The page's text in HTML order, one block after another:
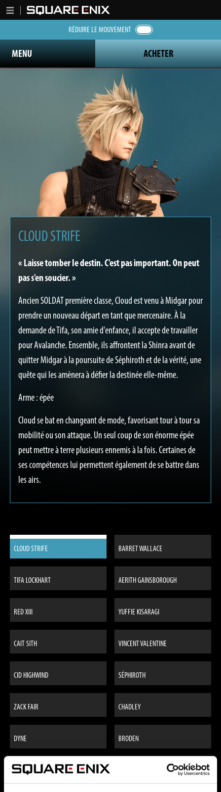
RÉDUIRE LE MOUVEMENT
MENU ACHETER
CLOUD STRIFE
« Laisse tomber le destin. C'est pas important. On peut
pas s'en soucier. »
Ancien SOLDAT première classe, Cloud est venu à Midgar pour
prendre un nouveau départ en tant que mercenaire. À la
demande de Tifa, son amie d'enfance, il accepte de travailler
pour Avalanche. Ensemble, ils affrontent la Shinra avant de
quitter Midgar à la poursuite de Séphiroth et de la vérité, une
quête qui les amènera à défier la destinée elle-même.
Arme : épée​
Cloud se bat en changeant de mode, favorisant tour à tour sa
mobilité ou son attaque. Un seul coup de son énorme épée
peut mettre à terre plusieurs ennemis à la fois. Certaines de
ses compétences lui permettent également de se battre dans
les airs.
CLOUD STRIFE BARRET WALLACE
TIFA LOCKHART AERITH GAINSBOROUGH
RED XIII YUFFIE KISARAGI
CAIT SITH VINCENT VALENTINE
CID HIGHWIND SÉPHIROTH
ZACK FAIR CHADLEY
DYNE BRODEN
DIO